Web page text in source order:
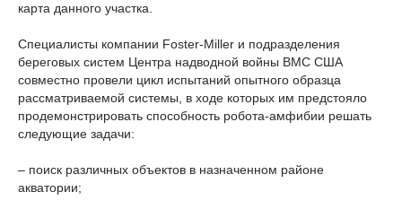
карта данного участка.
Специалисты компании Foster-Miller и подразделения
береговых систем Центра надводной войны ВМС США
совместно провели цикл испытаний опытного образца
рассматриваемой системы, в ходе которых им предстояло
продемонстрировать способность робота-амфибии решать
следующие задачи:
– поиск различных объектов в назначенном районе
акватории;